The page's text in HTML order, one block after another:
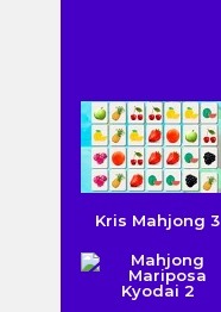
Kris Mahjong 3